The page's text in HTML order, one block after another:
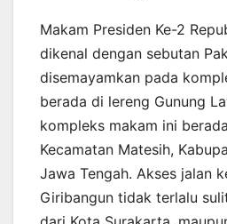
Makam Presiden Ke-2
dikenal dengan sebutan
disemayamkan pada
berada di lereng Gunung
kompleks makam ini
Kecamatan Matesih,
Jawa Tengah. Akses jalan
Giribangun tidak terlalu